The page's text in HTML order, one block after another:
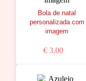
Bola de natal
personalizada com
imagem
€ 3,00